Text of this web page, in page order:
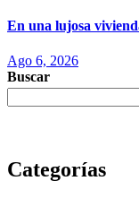
En una lujosa
Ago 6, 2026
Buscar
Categorías